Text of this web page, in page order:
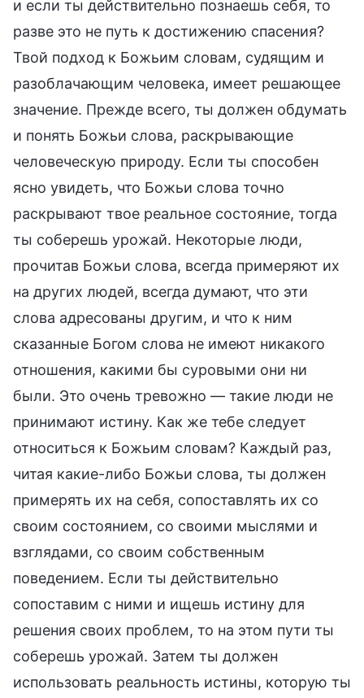
и если ты действительно познаешь себя, то
разве это не путь к достижению спасения?
Твой подход к Божьим словам, судящим и
разоблачающим человека, имеет решающее
значение. Прежде всего, ты должен обдумать
и понять Божьи слова, раскрывающие
человеческую природу. Если ты способен
ясно увидеть, что Божьи слова точно
раскрывают твое реальное состояние, тогда
ты соберешь урожай. Некоторые люди,
прочитав Божьи слова, всегда примеряют их
на других людей, всегда думают, что эти
слова адресованы другим, и что к ним
сказанные Богом слова не имеют никакого
отношения, какими бы суровыми они ни
были. Это очень тревожно — такие люди не
принимают истину. Как же тебе следует
относиться к Божьим словам? Каждый раз,
читая какие-либо Божьи слова, ты должен
примерять их на себя, сопоставлять их со
своим состоянием, со своими мыслями и
взглядами, со своим собственным
поведением. Если ты действительно
сопоставим с ними и ищешь истину для
решения своих проблем, то на этом пути ты
соберешь урожай. Затем ты должен
использовать реальность истины, которую ты